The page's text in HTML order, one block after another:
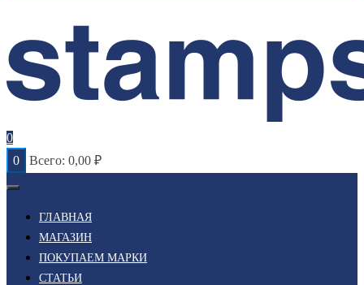
0
0
Всего: 0,00 ₽
ГЛАВНАЯ
МАГАЗИН
ПОКУПАЕМ МАРКИ
СТАТЬИ